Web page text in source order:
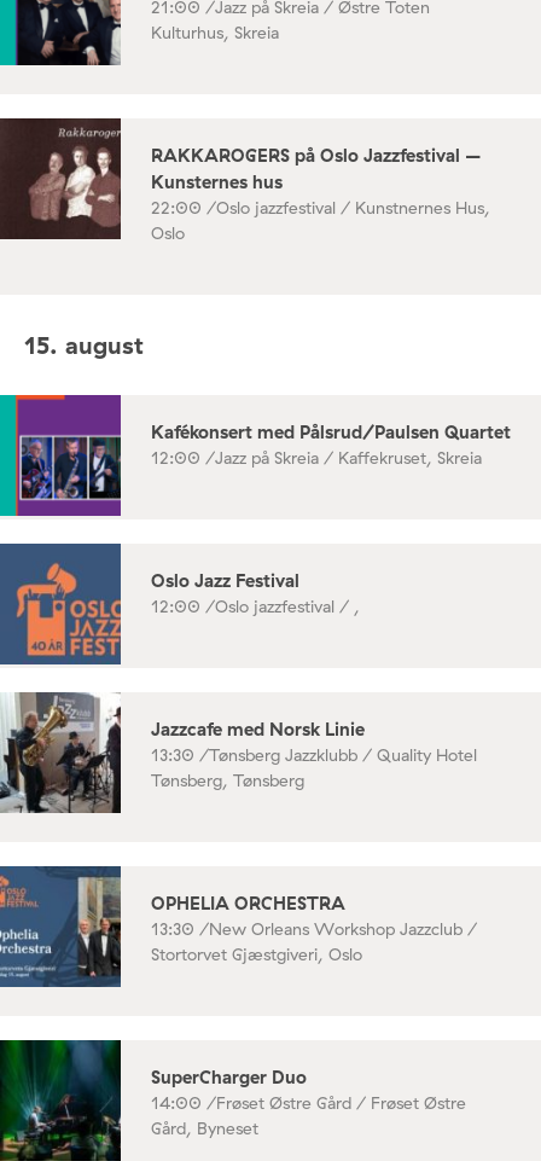
21:00 /Jazz på Skreia / Østre Toten
Kulturhus, Skreia
RAKKAROGERS på Oslo Jazzfestival –
Kunsternes hus
22:00 /Oslo jazzfestival / Kunstnernes Hus,
Oslo
15. august
Kafékonsert med Pålsrud/Paulsen Quartet
12:00 /Jazz på Skreia / Kaffekruset, Skreia
Oslo Jazz Festival
12:00 /Oslo jazzfestival / ,
Jazzcafe med Norsk Linie
13:30 /Tønsberg Jazzklubb / Quality Hotel
Tønsberg, Tønsberg
OPHELIA ORCHESTRA
13:30 /New Orleans Workshop Jazzclub /
Stortorvet Gjæstgiveri, Oslo
SuperCharger Duo
14:00 /Frøset Østre Gård / Frøset Østre
Gård, Byneset